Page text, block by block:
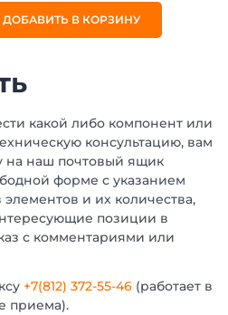
ДОБАВИТЬ В КОРЗИНУ
какой либо компонент или
консультацию, вам
на наш почтовый ящик
форме с указанием
и их количества,
позиции в
с комментариями или
+7(812) 372-55-46 (работает в
приема).